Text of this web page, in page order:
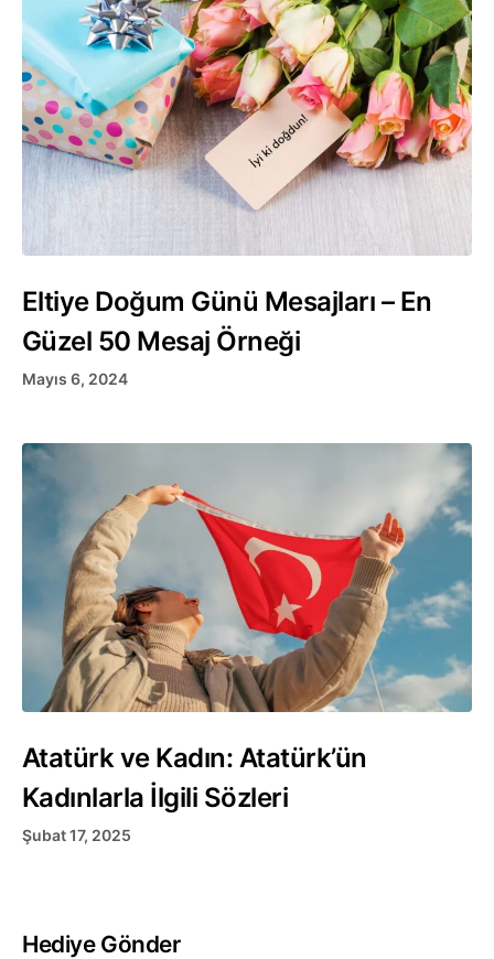
Eltiye Doğum Günü Mesajları – En
Güzel 50 Mesaj Örneği
Mayıs 6, 2024
Atatürk ve Kadın: Atatürk’ün
Kadınlarla İlgili Sözleri
Şubat 17, 2025
Hediye Gönder